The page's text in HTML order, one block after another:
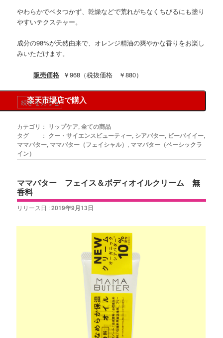
やわらかでベタつかず、乾燥などで荒れがちなくちびるにも塗り
やすいテクスチャー。
成分の98%が天然由来で、オレンジ精油の爽やかな香りをお楽し
みいただけます。
販売価格￥968（税抜価格 ￥880）
楽天市場店で購入
続きを見る»
カテゴリ： リップケア,全ての商品
タグ ： クー・サイエンスビューティー, シアバター, ビーバイイー,
ママバター, ママバター（フェイシャル） , ママバター（ベーシックラ
イン）
ママバター フェイス＆ボディオイルクリーム 無
香料
リリース日 :2019年9月13日